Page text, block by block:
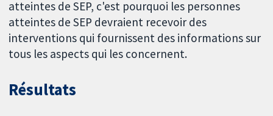
atteintes de SEP, c'est pourquoi les personnes
atteintes de SEP devraient recevoir des
interventions qui fournissent des informations sur
tous les aspects qui les concernent.
Résultats